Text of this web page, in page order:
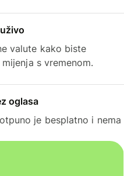
valute kako biste
s vremenom.
oglasa
je besplatno i nema